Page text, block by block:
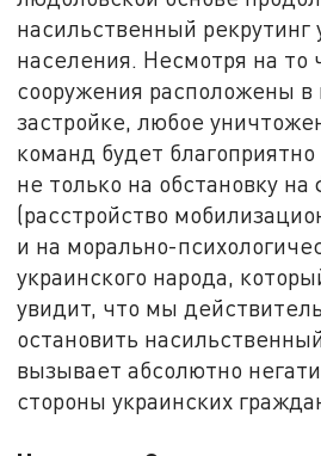
насильственный рекрутинг
населения. Несмотря на то
сооружения расположены в
застройке, любое
команд будет
не только на обстановку на
(расстройство
и на морально-
украинского народа,
увидит, что мы
остановить
вызывает абсолютно
стороны украинских